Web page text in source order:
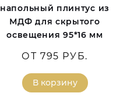
напольный плинтус из
МДФ для скрытого
освещения 95*16 мм
ОТ 795 РУБ.
В корзину